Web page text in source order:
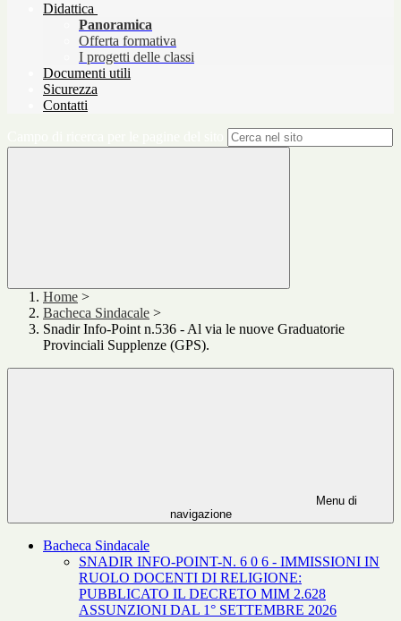
Didattica
Panoramica
Offerta formativa
I progetti delle classi
Documenti utili
Sicurezza
Contatti
Home >
Bacheca Sindacale >
Snadir Info-Point n.536 - Al via le nuove Graduatorie
Provinciali Supplenze (GPS).
Menu di
navigazione
Bacheca Sindacale
SNADIR INFO-POINT-N. 6 0 6 - IMMISSIONI IN
RUOLO DOCENTI DI RELIGIONE:
PUBBLICATO IL DECRETO MIM 2.628
ASSUNZIONI DAL 1° SETTEMBRE 2026